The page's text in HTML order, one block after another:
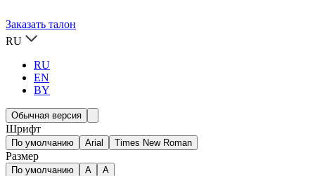
Заказать талон
RU
RU
EN
BY
Обычная версия
Шрифт
По умолчанию Arial Times New Roman
Размер
По умолчанию A A